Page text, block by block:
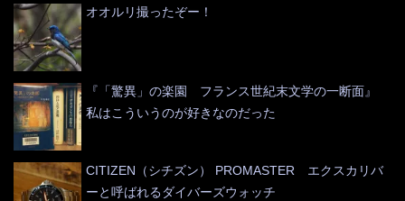
オオルリ撮ったぞー！
『「驚異」の楽園 フランス世紀末文学の一断面』
私はこういうのが好きなのだった
CITIZEN（シチズン） PROMASTER エクスカリバ
ーと呼ばれるダイバーズウォッチ